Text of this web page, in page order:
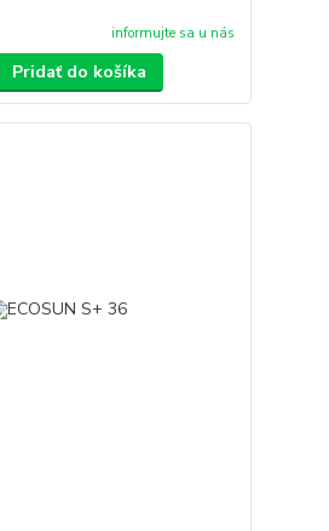
informujte sa u nás
Pridať do košíka